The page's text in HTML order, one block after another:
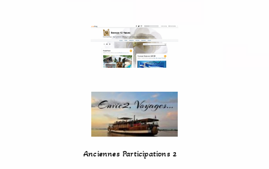
Anciennes Participations 2